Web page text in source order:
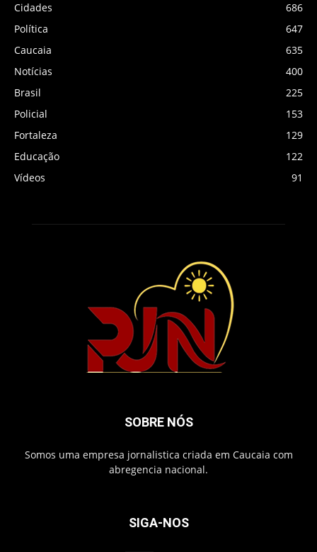
Cidades
686
Política
647
Caucaia
635
Notícias
400
Brasil
225
Policial
153
Fortaleza
129
Educação
122
Vídeos
91
SOBRE NÓS
Somos uma empresa jornalistica criada em Caucaia com
abregencia nacional.
SIGA-NOS